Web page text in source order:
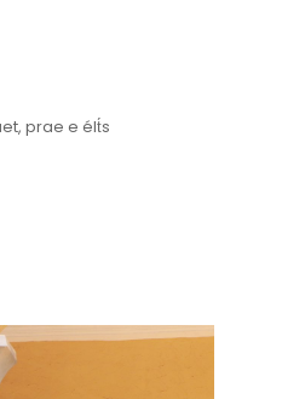
prae e élt́s